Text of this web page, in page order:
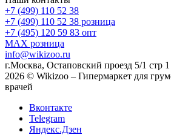
+7 (499) 110 52 38
+7 (499) 110 52 38 розница
+7 (495) 120 59 83 опт
MAX розница
info@wikizoo.ru
г.Москва, Остаповский проезд 5/1 стр 1
2026 © Wikizoo – Гипермаркет для
врачей
Вконтакте
Telegram
Яндекс.Дзен